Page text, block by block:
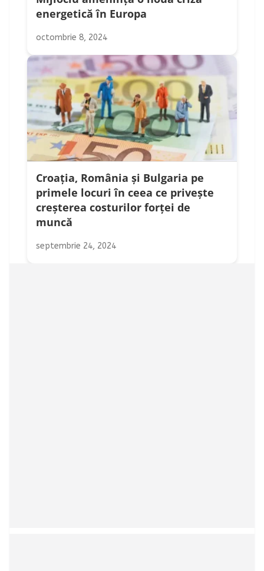
energetică în Europa
octombrie 8, 2024
Croația, România și Bulgaria pe
primele locuri în ceea ce privește
creșterea costurilor forței de
muncă
septembrie 24, 2024